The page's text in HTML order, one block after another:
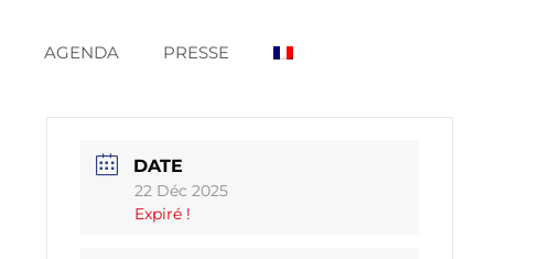
AGENDA PRESSE
DATE
22 Déc 2025
Expiré !